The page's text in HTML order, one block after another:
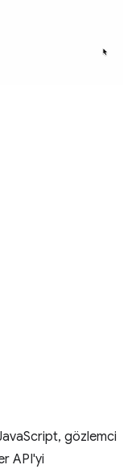
gözlemci
API'yi